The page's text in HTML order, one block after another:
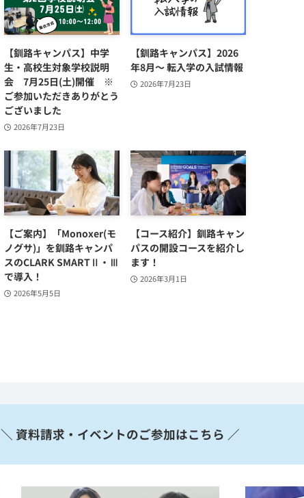
【釧路キャンパス】中学
生・高校生対象学校説明
会 7月25日(土)開催 ※
ご参加いただきありがとう
ございました
2026年7月23日
【釧路キャンパス】2026
年8月～ 転入学の入試情報
2026年7月23日
【ご案内】「Monoxer(モ
ノグサ)」を釧路キャンパ
スのCLARK SMARTⅡ・Ⅲ
で導入！
2026年5月5日
【コース紹介】釧路キャン
パスの開設コースを紹介し
ます！
2026年3月1日
＼ 資料請求・イベントのご参加はこちら ／